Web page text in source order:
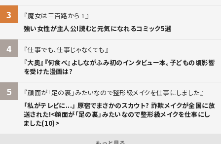
3
魔女は三百路から 1
強い女性が主人公!読むと元気になれるコミック5選
4
仕事でも、仕事じゃなくても
『大奥』『何食べ』よしながふみ初のインタビュー本。子どもの頃影響
を受けた漫画は?
5
顔面が「足の裏」みたいなので整形級メイクを仕事にしました
「私がテレビに...」 原宿でまさかのスカウト? 詐欺メイクが全国に放
送された!<顔面が「足の裏」みたいなので整形級メイクを仕事にし
ました(10)>